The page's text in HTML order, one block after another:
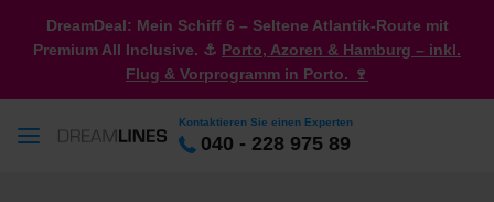
DreamDeal: Mein Schiff 6 – Seltene Atlantik-Route mit
Premium All Inclusive. ⚓ Porto, Azoren & Hamburg – inkl.
Flug & Vorprogramm in Porto. 🍷
Kontaktieren Sie einen Experten
040 - 228 975 89